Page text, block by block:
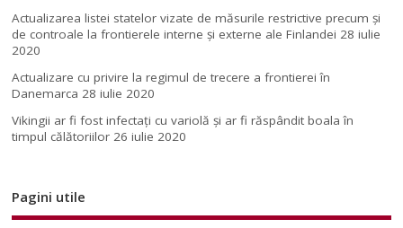
Actualizarea listei statelor vizate de măsurile restrictive precum și
de controale la frontierele interne și externe ale Finlandei 28 iulie
2020
Actualizare cu privire la regimul de trecere a frontierei în
Danemarca 28 iulie 2020
Vikingii ar fi fost infectaţi cu variolă şi ar fi răspândit boala în
timpul călătoriilor 26 iulie 2020
Pagini utile